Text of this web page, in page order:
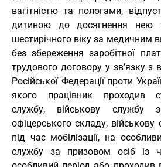
вагітністю та пологами,
дитиною до досягнення нею
шестирічного віку за медичним
без збереження заробітної
трудового договору у зв’язку з
Російської Федерації проти
якого працівник проходив
службу, військову службу
офіцерського складу,
під час мобілізації, на
службу за призовом осіб із